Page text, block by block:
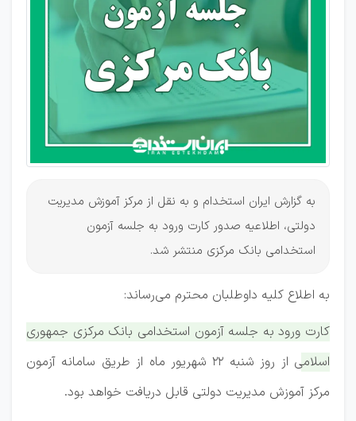
بانک
مرکزی
سال
جاری
به گزارش ایران استخدام و به نقل از مرکز آموزش مدیریت
دولتی، اطلاعیه صدور کارت ورود به جلسه آزمون
استخدامی بانک مرکزی منتشر شد.
به اطلاع کلیه داوطلبان محترم می‌رساند:
کارت ورود به جلسه آزمون استخدامی بانک مرکزی جمهوری
اسلامی از روز شنبه ۲۲ شهریور ماه از طریق سامانه آزمون
مرکز آموزش مدیریت دولتی قابل دریافت خواهد بود.